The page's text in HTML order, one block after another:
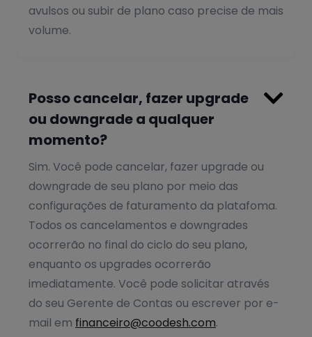
avulsos ou subir de plano caso precise de mais
volume.
Posso cancelar, fazer upgrade
ou downgrade a qualquer
momento?

Sim. Você pode cancelar, fazer upgrade ou
downgrade de seu plano por meio das
configurações de faturamento da platafoma.
Todos os cancelamentos e downgrades
ocorrerão no final do ciclo do seu plano,
enquanto os upgrades ocorrerão
imediatamente. Você pode solicitar através
do seu Gerente de Contas ou escrever por e-
mail em financeiro@coodesh.com.